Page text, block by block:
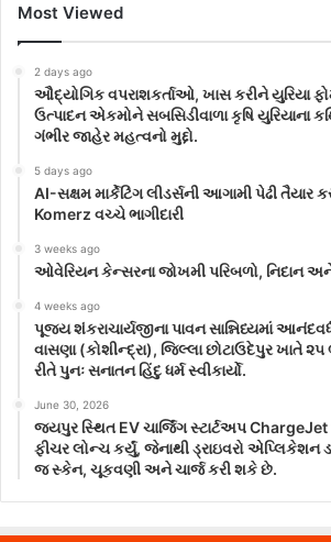
Most Viewed
2 days ago
ઔદ્યોગિક વપરાશકર્તાઓ, ખાસ કરીને યુરિયા
ઉત્પાદન એકમોને સબસિડીવાળા કૃષિ યુરિયાના
ગંભીર જાહેર મહત્વનો મુદ્દો.
5 days ago
AI-સક્ષમ માર્કેટિંગ લીડર્સની આગામી પેઢી તૈયાર
Komerz વચ્ચે ભાગીદારી
3 weeks ago
ઓવેરિયન કેન્સરના જોખમી પરિબળો, નિદાન અને
4 weeks ago
પૂજ્ય શંકરાચાર્યજીના પાવન સાન્નિધ્યમાં
વાસણા (કોશીન્દ્રા), જિલ્લા છોટાઉદેપુર ખાતે
રીતે પુનઃ સનાતન હિંદુ ધર્મ સ્વીકાર્યો.
June 30, 2026
જયપુર સ્થિત EV ચાર્જિંગ સ્ટાર્ટઅપ
ફીચર લોન્ચ કર્યું, જેનાથી ડ્રાઇવરો એપ્લિકેશન
જ સ્કેન, ચૂકવણી અને ચાર્જ કરી શકે છે.